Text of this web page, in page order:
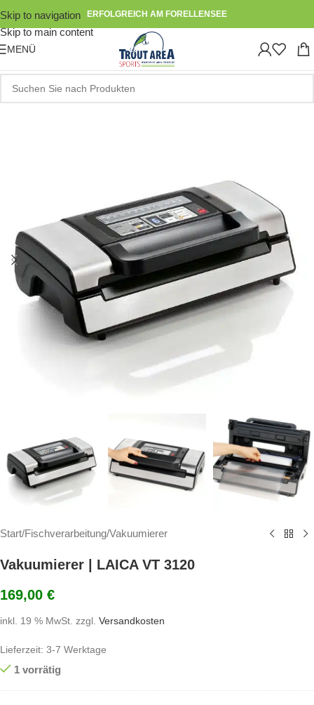
Skip to navigation
Skip to main content
ERFOLGREICH AM FORELLENSEE
MENÜ
Start/Fischverarbeitung/Vakuumierer
Vakuumierer | LAICA VT 3120
169,00 €
inkl. 19 % MwSt. zzgl. Versandkosten
Lieferzeit: 3-7 Werktage
1 vorrätig